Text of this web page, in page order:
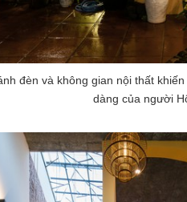
đèn và không gian nội thất
dàng của người